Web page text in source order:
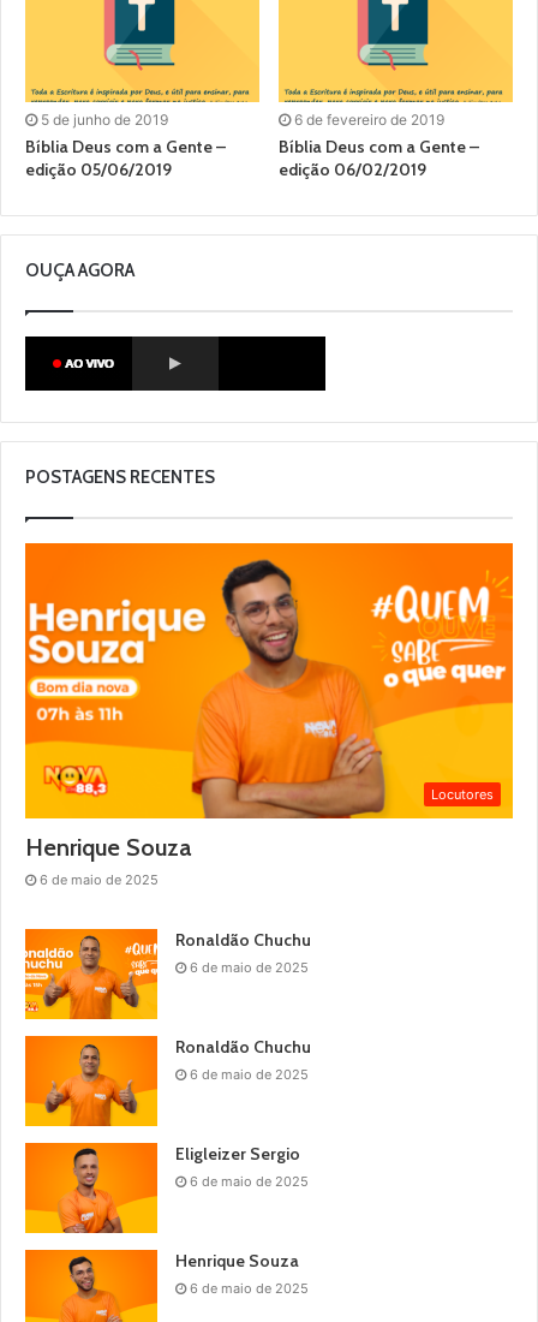
5 de junho de 2019
Bíblia Deus com a Gente –
edição 05/06/2019
6 de fevereiro de 2019
Bíblia Deus com a Gente –
edição 06/02/2019
OUÇA AGORA
POSTAGENS RECENTES
Locutores
Henrique Souza
6 de maio de 2025
Ronaldão Chuchu
6 de maio de 2025
Ronaldão Chuchu
6 de maio de 2025
Eligleizer Sergio
6 de maio de 2025
Henrique Souza
6 de maio de 2025